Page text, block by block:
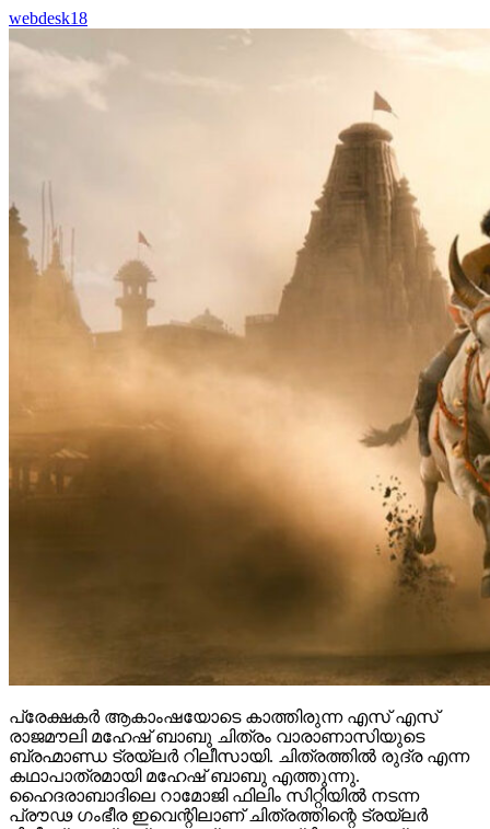
webdesk18
പ്രേക്ഷകർ ആകാംഷയോടെ കാത്തിരുന്ന എസ് എസ്
രാജമൗലി മഹേഷ് ബാബു ചിത്രം വാരാണാസിയുടെ
ബ്രഹ്മാണ്ഡ ട്രയ്ലർ റിലീസായി. ചിത്രത്തിൽ രുദ്ര എന്ന
കഥാപാത്രമായി മഹേഷ് ബാബു എത്തുന്നു.
ഹൈദരാബാദിലെ റാമോജി ഫിലിം സിറ്റിയിൽ നടന്ന
പ്രൗഢ ഗംഭീര ഇവെന്റിലാണ് ചിത്രത്തിന്റെ ട്രയ്ലർ